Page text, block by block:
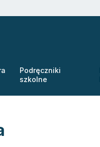
Podręczniki
szkolne